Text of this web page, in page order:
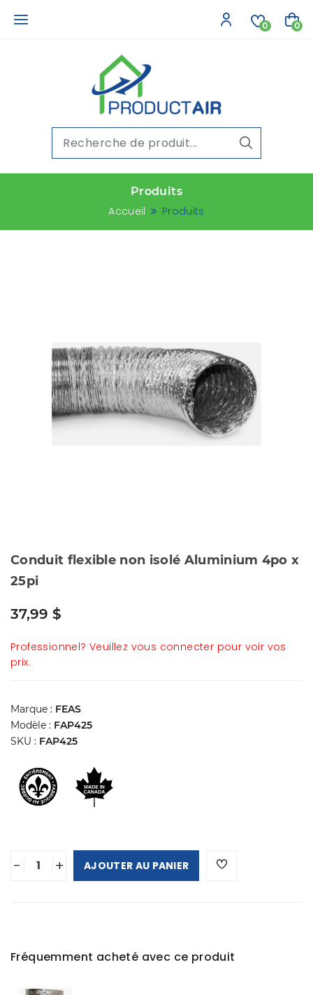
0 0
Produits
Accueil Produits
Conduit flexible non isolé Aluminium 4po x
25pi
37,99 $
Professionnel? Veuillez vous connecter pour voir vos
prix.
Marque : FEAS
Modèle : FAP425
SKU : FAP425
- + AJOUTER AU PANIER
Fréquemment acheté avec ce produit